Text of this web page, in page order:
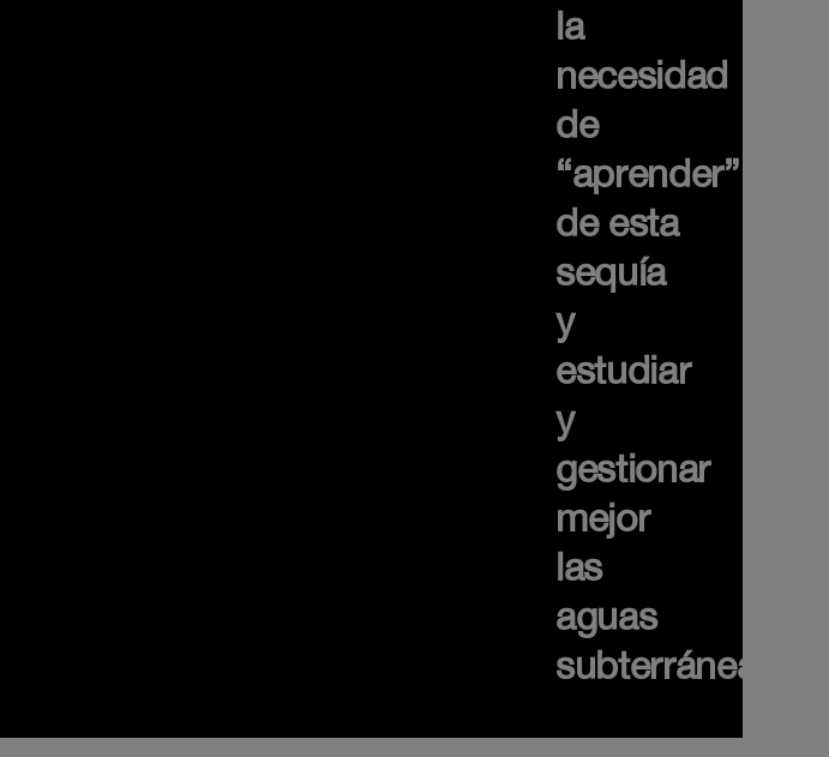
la
necesidad
de
“aprender”
de esta
sequía
y
estudiar
y
gestionar
mejor
las
aguas
subterráneas